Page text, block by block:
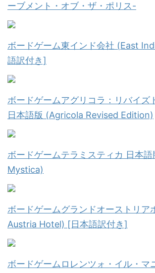
ーブメント・オブ・ザ・ポリス-
ボードゲーム東インド会社 (East
語訳付き]
ボードゲームアグリコラ：リバイズ
日本語版 (Agricola Revised Edition)
ボードゲームテラミスティカ 日本
Mystica)
ボードゲームグランドオーストリア
Austria Hotel) [日本語訳付き]
ボードゲームロレンツォ・イル・マ